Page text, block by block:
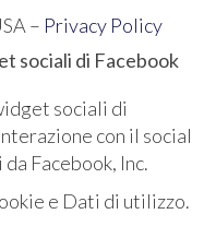
– Privacy Policy
sociali di Facebook
sociali di
con il social
Facebook, Inc.
e Dati di utilizzo.